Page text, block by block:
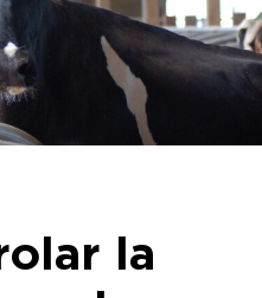
la